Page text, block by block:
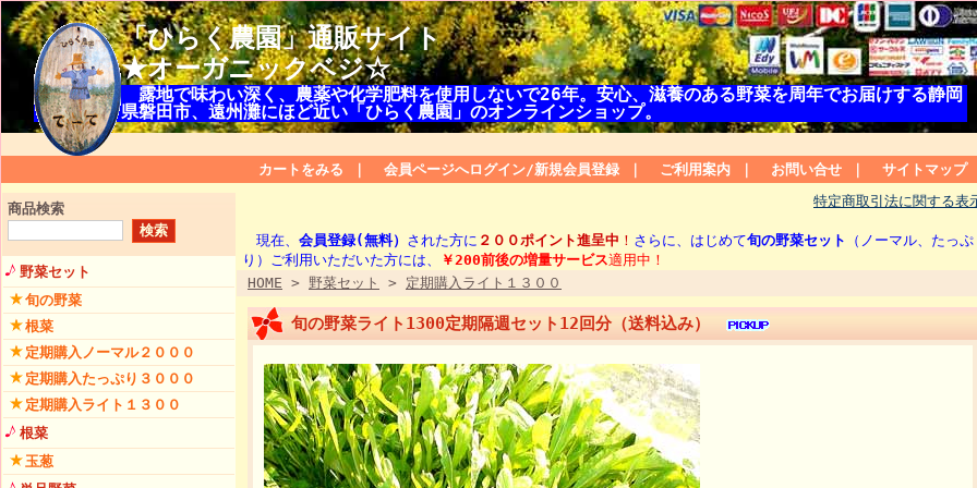
「ひらく農園」通販サイト
★オーガニックベジ☆
露地で味わい深く、農薬や化学肥料を使用しないで26年。安心、滋養のある野菜を周年でお届けする静岡
県磐田市、遠州灘にほど近い「ひらく農園」のオンラインショップ。
カートをみる 会員ページへログイン/新規会員登録 ご利用案内 お問い合せ サイトマップ
商品検索
野菜セット
旬の野菜
根菜
定期購入ノーマル２０００
定期購入たっぷり３０００
定期購入ライト１３００
根菜
玉葱
特定商取引法に関する表
現在、 会員登録(無料） された方に ２００ポイント進呈中 ！ さらに、はじめて旬の野菜セット
（ノーマル、たっぷ
り）ご利用いただいた方には、
￥200前後の増量サービス適用中 ！
HOME > 野菜セット > 定期購入ライト１３００
旬の野菜ライト1300定期隔週セット12回分（送料込み）